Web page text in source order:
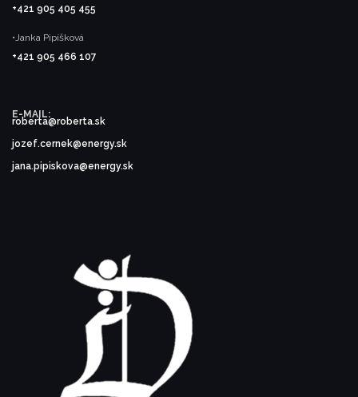
+421 905 405 455
•Janka Pipíšková
+421 905 466 107
E-MAIL:
roberta@roberta.sk
jozef.cernek@energy.sk
jana.pipiskova@energy.sk